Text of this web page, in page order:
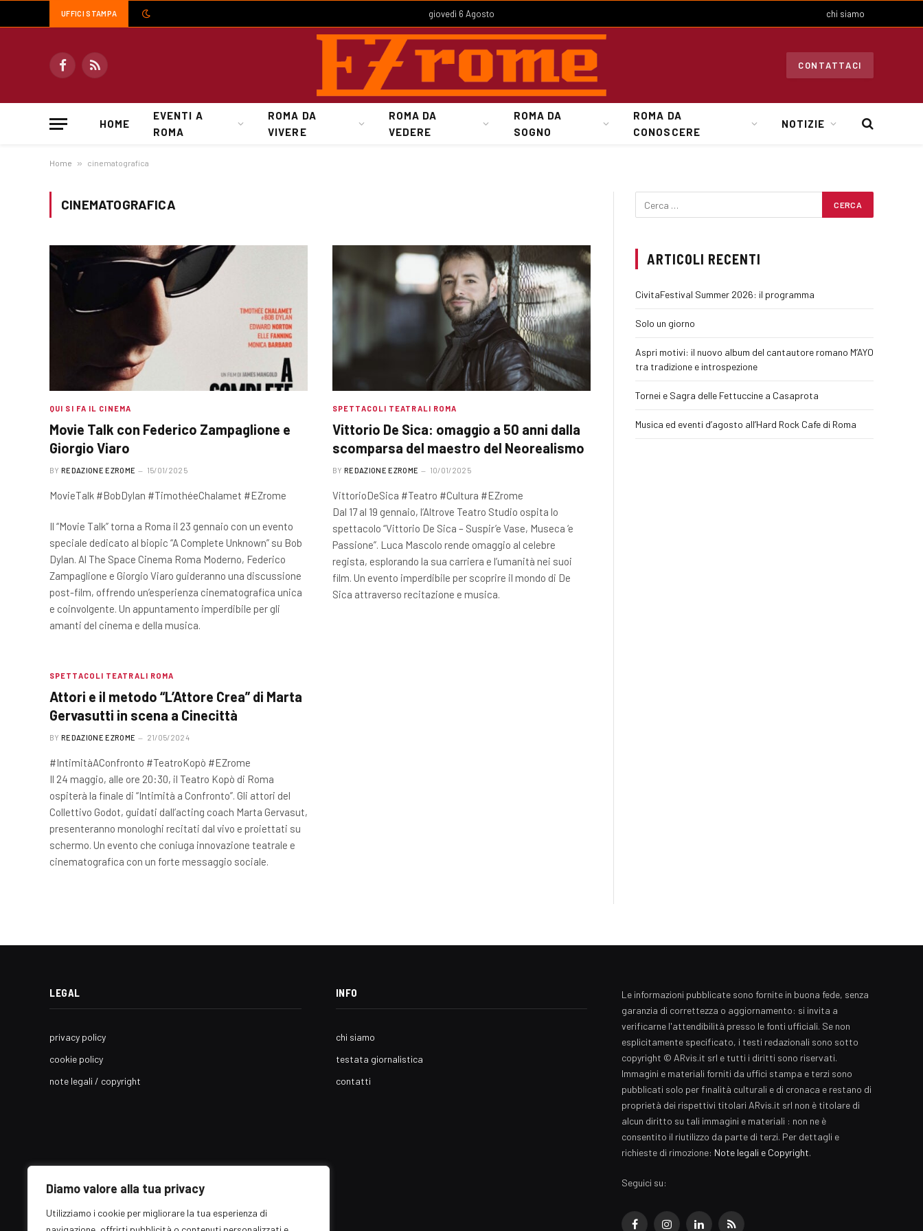
Diamo valore alla tua privacy
Utilizziamo i cookie per migliorare la tua esperienza di
UFFICI STAMPA giovedì 6 Agosto chi siamo
FacebookRSS
CONTATTACI
HOME
EVENTI A
ROMA
ROMA DA
VIVERE
ROMA DA
VEDERE
ROMA DA
SOGNO
ROMA DA
CONOSCERE
NOTIZIE
Home » cinematografica
CINEMATOGRAFICA
QUI SI FA IL CINEMA
Movie Talk con Federico Zampaglione e
Giorgio Viaro
BY REDAZIONE EZROME 15/01/2025
MovieTalk #BobDylan #TimothéeChalamet #EZrome
Il “Movie Talk” torna a Roma il 23 gennaio con un evento
speciale dedicato al biopic “A Complete Unknown” su Bob
Dylan. Al The Space Cinema Roma Moderno, Federico
Zampaglione e Giorgio Viaro guideranno una discussione
post-film, offrendo un’esperienza cinematografica unica
e coinvolgente. Un appuntamento imperdibile per gli
amanti del cinema e della musica.
SPETTACOLI TEATRALI ROMA
Vittorio De Sica: omaggio a 50 anni dalla
scomparsa del maestro del Neorealismo
BY REDAZIONE EZROME 10/01/2025
VittorioDeSica #Teatro #Cultura #EZrome
Dal 17 al 19 gennaio, l’Altrove Teatro Studio ospita lo
spettacolo “Vittorio De Sica – Suspir’e Vase, Museca ‘e
Passione”. Luca Mascolo rende omaggio al celebre
regista, esplorando la sua carriera e l’umanità nei suoi
film. Un evento imperdibile per scoprire il mondo di De
Sica attraverso recitazione e musica.
SPETTACOLI TEATRALI ROMA
Attori e il metodo “L’Attore Crea” di Marta
Gervasutti in scena a Cinecittà
BY REDAZIONE EZROME 21/05/2024
#IntimitàAConfronto #TeatroKopò #EZrome
Il 24 maggio, alle ore 20:30, il Teatro Kopò di Roma
ospiterà la finale di “Intimità a Confronto”. Gli attori del
Collettivo Godot, guidati dall’acting coach Marta Gervasut,
presenteranno monologhi recitati dal vivo e proiettati su
schermo. Un evento che coniuga innovazione teatrale e
cinematografica con un forte messaggio sociale.
ARTICOLI RECENTI
CivitaFestival Summer 2026: il programma
Solo un giorno
Aspri motivi: il nuovo album del cantautore romano M’AYO
tra tradizione e introspezione
Tornei e Sagra delle Fettuccine a Casaprota
Musica ed eventi d’agosto all’Hard Rock Cafe di Roma
LEGAL
privacy policy
cookie policy
note legali / copyright
INFO
chi siamo
testata giornalistica
contatti
Le informazioni pubblicate sono fornite in buona fede, senza
garanzia di correttezza o aggiornamento: si invita a
verificarne l'attendibilità presso le fonti ufficiali. Se non
esplicitamente specificato, i testi redazionali sono sotto
copyright © ARvis.it srl e tutti i diritti sono riservati.
Immagini e materiali forniti da uffici stampa e terzi sono
pubblicati solo per finalità culturali e di cronaca e restano di
proprietà dei rispettivi titolari ARvis.it srl non è titolare di
alcun diritto su tali immagini e materiali : non ne è
consentito il riutilizzo da parte di terzi. Per dettagli e
richieste di rimozione: Note legali e Copyright.
Seguici su: